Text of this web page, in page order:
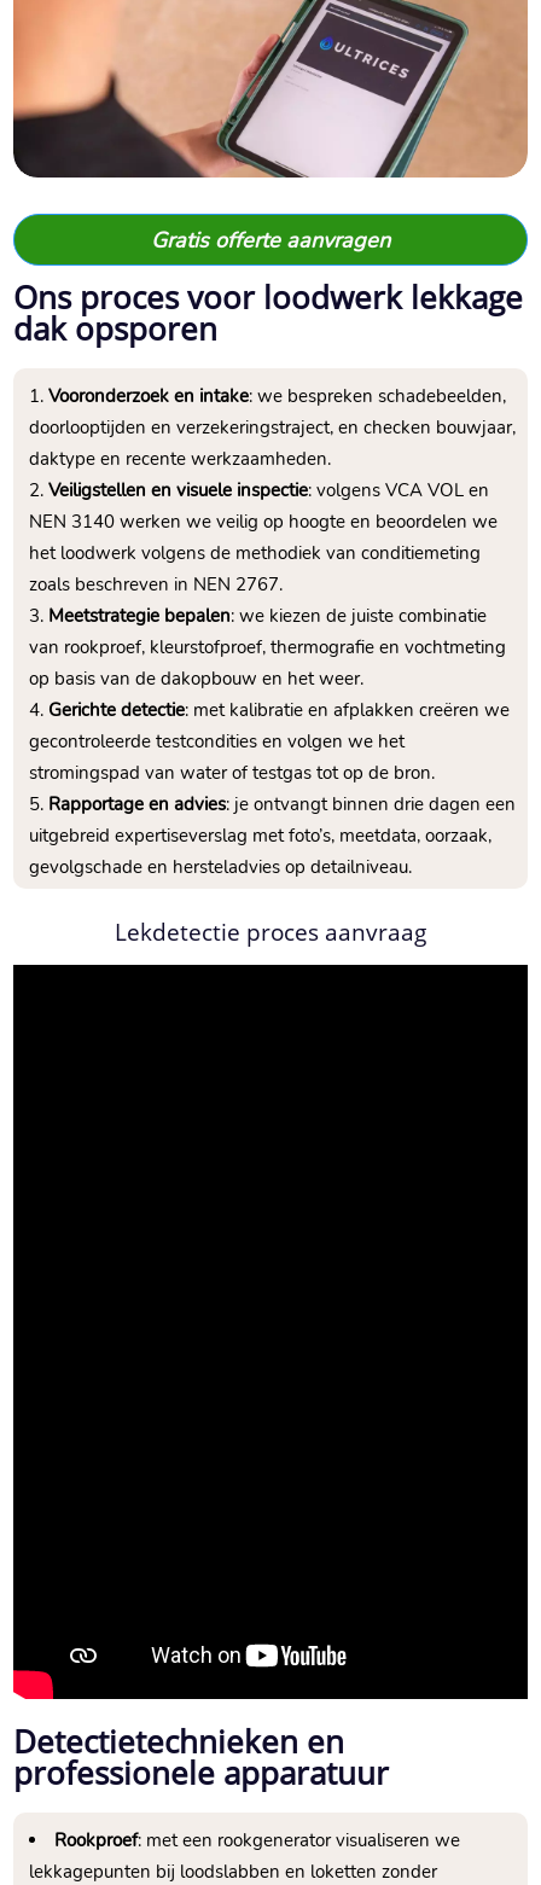
Gratis offerte aanvragen
Ons proces voor loodwerk lekkage
dak opsporen
Vooronderzoek en intake: we bespreken schadebeelden,
doorlooptijden en verzekeringstraject, en checken bouwjaar,
daktype en recente werkzaamheden.​
Veiligstellen en visuele inspectie: volgens VCA VOL en
NEN 3140 werken we veilig op hoogte en beoordelen we
het loodwerk volgens de methodiek van conditiemeting
zoals beschreven in NEN 2767.​
Meetstrategie bepalen: we kiezen de juiste combinatie
van rookproef, kleurstofproef, thermografie en vochtmeting
op basis van de dakopbouw en het weer.​
Gerichte detectie: met kalibratie en afplakken creëren we
gecontroleerde testcondities en volgen we het
stromingspad van water of testgas tot op de bron.​
Rapportage en advies: je ontvangt binnen drie dagen een
uitgebreid expertiseverslag met foto’s, meetdata, oorzaak,
gevolgschade en hersteladvies op detailniveau.​
Lekdetectie proces aanvraag
Detectietechnieken en
professionele apparatuur
Rookproef: met een rookgenerator visualiseren we
lekkagepunten bij loodslabben en loketten zonder